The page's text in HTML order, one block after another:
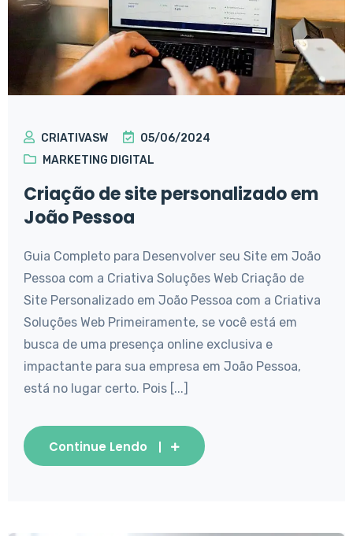
CRIATIVASW
05/06/2024
MARKETING DIGITAL
Criação de site personalizado em
João Pessoa
Guia Completo para Desenvolver seu Site em João
Pessoa com a Criativa Soluções Web Criação de
Site Personalizado em João Pessoa com a Criativa
Soluções Web Primeiramente, se você está em
busca de uma presença online exclusiva e
impactante para sua empresa em João Pessoa,
está no lugar certo. Pois [...]
Continue Lendo